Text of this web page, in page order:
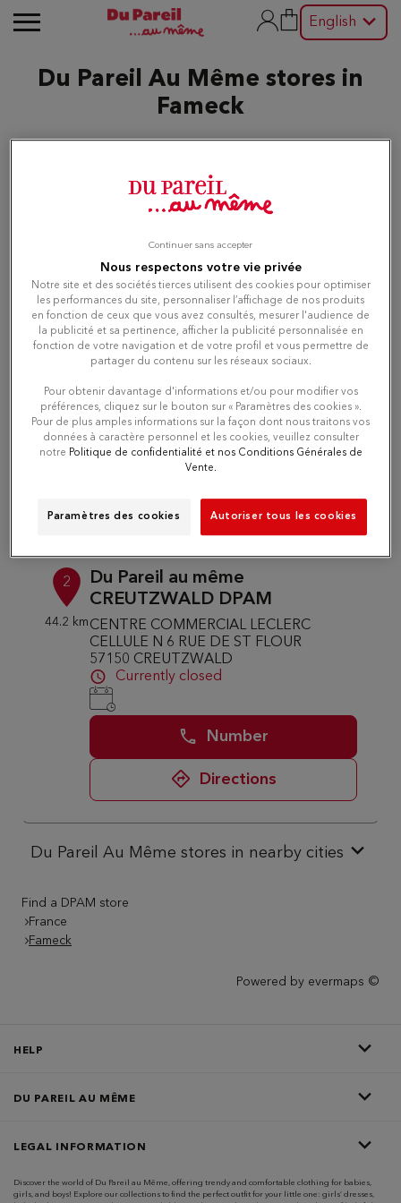
English
Du Pareil Au Même stores in
Fameck
1
6.25 km
Du Pareil au même THIONVILLE
DPAM
BATIMENT H - CELLULE 03 ZAC
SOLOTRA AVENUE DU 14 JUILLET 1789
Currently closed
Number
Directions
2
44.2 km
Du Pareil au même
CREUTZWALD DPAM
CENTRE COMMERCIAL LECLERC
CELLULE N 6 RUE DE ST FLOUR
57150 CREUTZWALD
Currently closed
Number
Directions
Du Pareil Au Même stores in nearby cities
Find a DPAM store
France
Fameck
Powered by evermaps ©
HELP
DU PAREIL AU MÊME
LEGAL INFORMATION
Discover the world of Du Pareil au Même, offering trendy and comfortable clothing for babies,
girls, and boys! Explore our collections to find the perfect outfit for your little one: girls’ dresses,
Nous respectons votre vie privée
Notre site et des sociétés tierces utilisent des cookies pour optimiser
les performances du site, personnaliser l’affichage de nos produits
en fonction de ceux que vous avez consultés, mesurer l'audience de
la publicité et sa pertinence, afficher la publicité personnalisée en
fonction de votre navigation et de votre profil et vous permettre de
partager du contenu sur les réseaux sociaux.
Pour obtenir davantage d'informations et/ou pour modifier vos
préférences, cliquez sur le bouton sur « Paramètres des cookies ».
Pour de plus amples informations sur la façon dont nous traitons vos
données à caractère personnel et les cookies, veuillez consulter
notre Politique de confidentialité et nos Conditions Générales de
Vente.
Paramètres des cookies Autoriser tous les cookies
Continuer sans accepter